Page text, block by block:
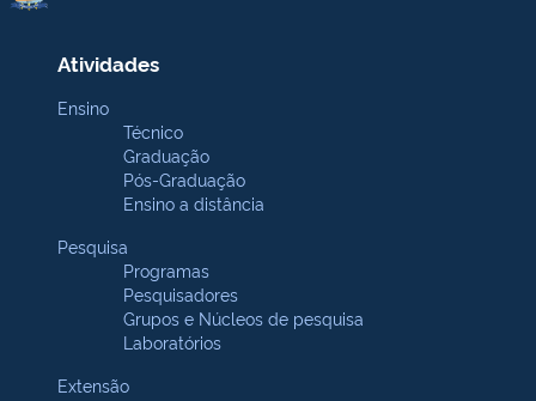
Atividades
Ensino
Técnico
Graduação
Pós-Graduação
Ensino a distância
Pesquisa
Programas
Pesquisadores
Grupos e Núcleos de pesquisa
Laboratórios
Extensão